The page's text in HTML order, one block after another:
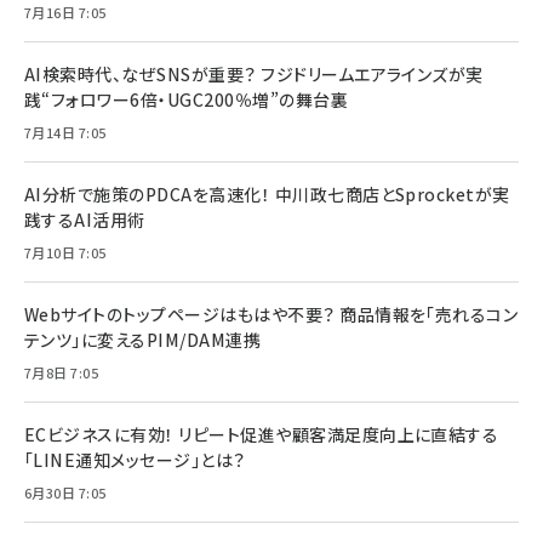
7月16日 7:05
AI検索時代、なぜSNSが重要？ フジドリームエアラインズが実
践“フォロワー6倍・UGC200％増”の舞台裏
7月14日 7:05
AI分析で施策のPDCAを高速化！ 中川政七商店とSprocketが実
践するAI活用術
7月10日 7:05
Webサイトのトップページはもはや不要？ 商品情報を「売れるコン
テンツ」に変えるPIM/DAM連携
7月8日 7:05
ECビジネスに有効！ リピート促進や顧客満足度向上に直結する
「LINE通知メッセージ」とは？
6月30日 7:05